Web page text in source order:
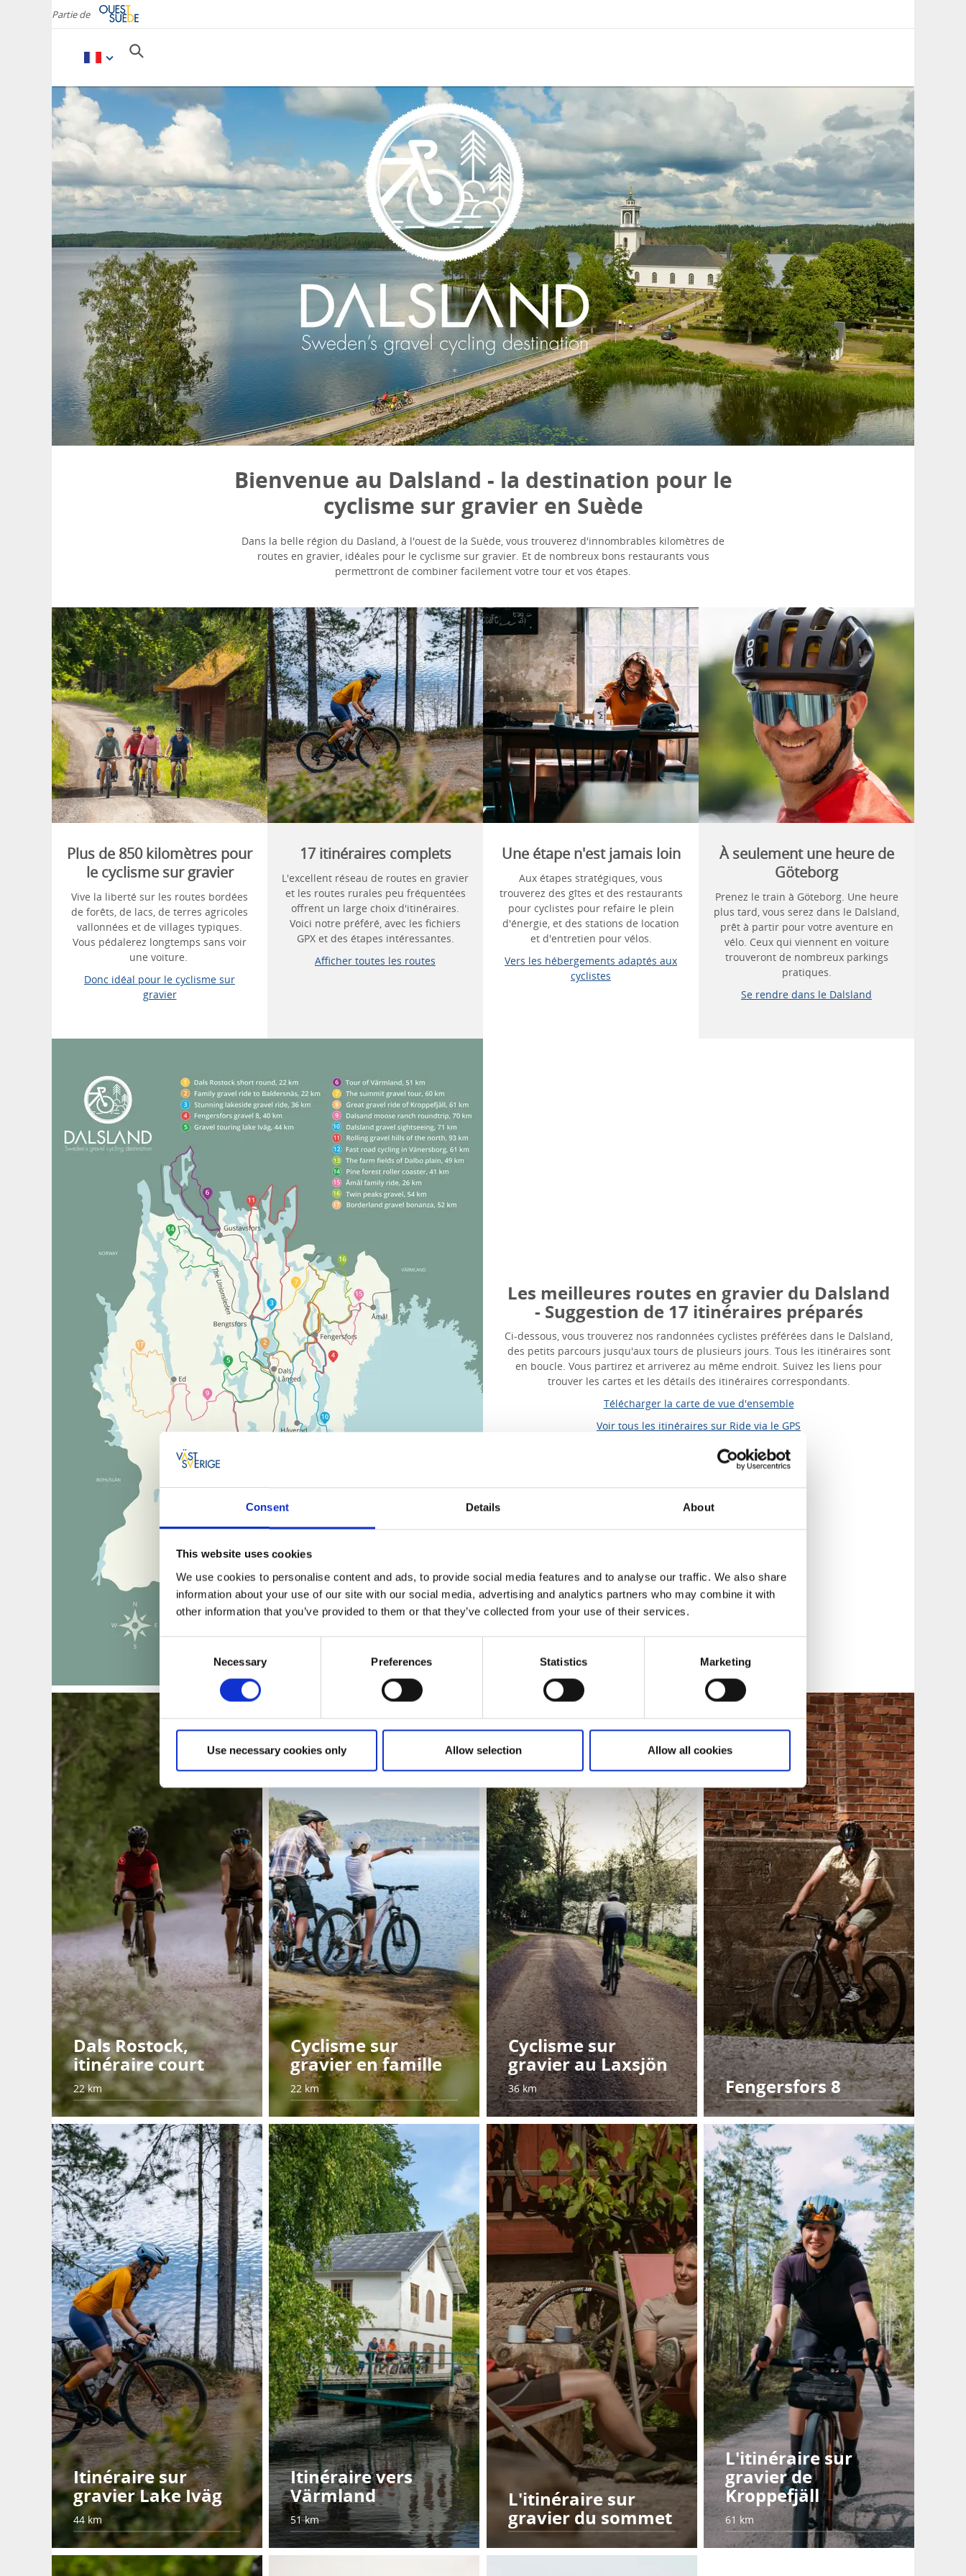
Consent Details About
This website uses cookies
We use cookies to personalise content and ads, to provide social media features and to analyse our traffic. We also share
information about your use of our site with our social media, advertising and analytics partners who may combine it with
other information that you’ve provided to them or that they’ve collected from your use of their services.
Necessary Preferences Statistics Marketing
Use necessary cookies only Allow selection Allow all cookies
Partie de
Bienvenue au Dalsland - la destination pour le
cyclisme sur gravier en Suède
Dans la belle région du Dasland, à l'ouest de la Suède, vous trouverez d'innombrables kilomètres de
routes en gravier, idéales pour le cyclisme sur gravier. Et de nombreux bons restaurants vous
permettront de combiner facilement votre tour et vos étapes.
Plus de 850 kilomètres pour
le cyclisme sur gravier
Vive la liberté sur les routes bordées
de forêts, de lacs, de terres agricoles
vallonnées et de villages typiques.
Vous pédalerez longtemps sans voir
une voiture.
Donc idéal pour le cyclisme sur
gravier
17 itinéraires complets
L'excellent réseau de routes en gravier
et les routes rurales peu fréquentées
offrent un large choix d'itinéraires.
Voici notre préféré, avec les fichiers
GPX et des étapes intéressantes.
Afficher toutes les routes
Une étape n'est jamais loin
Aux étapes stratégiques, vous
trouverez des gîtes et des restaurants
pour cyclistes pour refaire le plein
d'énergie, et des stations de location
et d'entretien pour vélos.
Vers les hébergements adaptés aux
cyclistes
À seulement une heure de
Göteborg
Prenez le train à Göteborg. Une heure
plus tard, vous serez dans le Dalsland,
prêt à partir pour votre aventure en
vélo. Ceux qui viennent en voiture
trouveront de nombreux parkings
pratiques.
Se rendre dans le Dalsland
Les meilleures routes en gravier du Dalsland
- Suggestion de 17 itinéraires préparés
Ci-dessous, vous trouverez nos randonnées cyclistes préférées dans le Dalsland,
des petits parcours jusqu'aux tours de plusieurs jours. Tous les itinéraires sont
en boucle. Vous partirez et arriverez au même endroit. Suivez les liens pour
trouver les cartes et les détails des itinéraires correspondants.
Télécharger la carte de vue d'ensemble
Voir tous les itinéraires sur Ride via le GPS
Dals Rostock,
itinéraire court
22 km
Cyclisme sur
gravier en famille
22 km
Cyclisme sur
gravier au Laxsjön
36 km Fengersfors 8
Itinéraire sur
gravier Lake Iväg
44 km
Itinéraire vers
Värmland
51 km
L'itinéraire sur
gravier du sommet
L'itinéraire sur
gravier de
Kroppefjäll
61 km